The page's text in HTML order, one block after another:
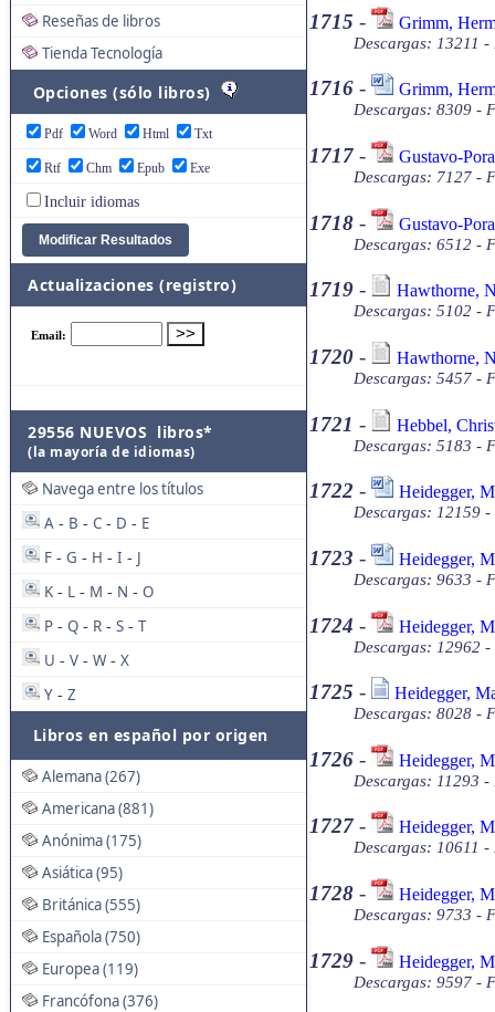
Reseñas de libros
Tienda Tecnología
Opciones (sólo libros)
Pdf Word Html Txt
Rtf Chm Epub Exe
Incluir idiomas
Actualizaciones (registro)
29556 NUEVOS libros*
(la mayoría de idiomas)
Navega entre los títulos
A - B - C - D - E
F - G - H - I - J
K - L - M - N - O
P - Q - R - S - T
U - V - W - X
Y - Z
Libros en español por origen
Alemana (267)
Americana (881)
Anónima (175)
Asiática (95)
Británica (555)
Española (750)
Europea (119)
Francófona (376)
1715 - Grimm,
Descargas: 13211
1716 - Grimm,
Descargas: 8309 -
1717 - Gustavo-
Descargas: 7127 -
1718 - Gustavo-
Descargas: 6512 -
1719 - Hawthorne,
Descargas: 5102 -
1720 - Hawthorne,
Descargas: 5457 -
1721 - Hebbel,
Descargas: 5183 -
1722 - Heidegger,
Descargas: 12159
1723 - Heidegger,
Descargas: 9633 -
1724 - Heidegger,
Descargas: 12962
1725 - Heidegger,
Descargas: 8028 -
1726 - Heidegger,
Descargas: 11293
1727 - Heidegger,
Descargas: 10611
1728 - Heidegger,
Descargas: 9733 -
1729 - Heidegger,
Descargas: 9597 -